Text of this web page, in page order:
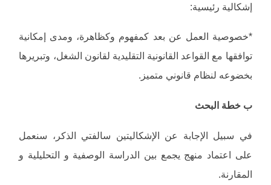
إشكالية رئيسية:
*خصوصية العمل عن بعد كمفهوم وكظاهرة، ومدى إمكانية
توافقها مع القواعد القانونية التقليدية لقانون الشغل، وتبريرها
بخضوعه لنظام قانوني متميز.
ب خطة البحث
في سبيل الإجابة عن الإشكاليتين سالفتي الذكر، سنعمل
على اعتماد منهج يجمع بين الدراسة الوصفية و التحليلية و
المقارنة.